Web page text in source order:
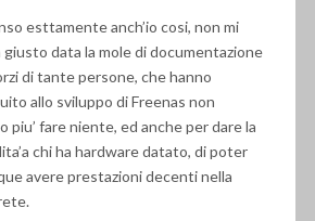
esttamente anch’io cosi, non mi
giusto data la mole di documentazione
di tante persone, che hanno
allo sviluppo di Freenas non
piu’ fare niente, ed anche per dare la
chi ha hardware datato, di poter
avere prestazioni decenti nella